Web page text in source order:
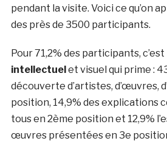
pendant la visite. Voici ce qu’on
des près de 3500 participants.
Pour 71,2% des participants, c’est
intellectuel et visuel qui prime :
découverte d’artistes, d’œuvres,
position, 14,9% des explications
tous en 2ème position et 12,9%
œuvres présentées en 3e